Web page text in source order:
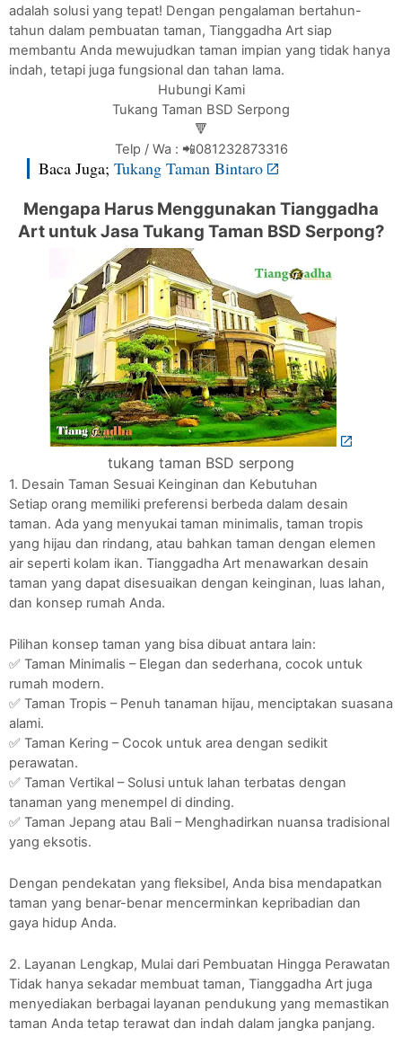
adalah solusi yang tepat! Dengan pengalaman bertahun-
tahun dalam pembuatan taman, Tianggadha Art siap
membantu Anda mewujudkan taman impian yang tidak hanya
indah, tetapi juga fungsional dan tahan lama.
Hubungi Kami
Tukang Taman BSD Serpong
🔻
Telp / Wa : 📲081232873316
Baca Juga; Tukang Taman Bintaro
Mengapa Harus Menggunakan Tianggadha
Art untuk Jasa Tukang Taman BSD Serpong?
tukang taman BSD serpong
1. Desain Taman Sesuai Keinginan dan Kebutuhan
Setiap orang memiliki preferensi berbeda dalam desain
taman. Ada yang menyukai taman minimalis, taman tropis
yang hijau dan rindang, atau bahkan taman dengan elemen
air seperti kolam ikan. Tianggadha Art menawarkan desain
taman yang dapat disesuaikan dengan keinginan, luas lahan,
dan konsep rumah Anda.
Pilihan konsep taman yang bisa dibuat antara lain:
✅ Taman Minimalis – Elegan dan sederhana, cocok untuk
rumah modern.
✅ Taman Tropis – Penuh tanaman hijau, menciptakan suasana
alami.
✅ Taman Kering – Cocok untuk area dengan sedikit
perawatan.
✅ Taman Vertikal – Solusi untuk lahan terbatas dengan
tanaman yang menempel di dinding.
✅ Taman Jepang atau Bali – Menghadirkan nuansa tradisional
yang eksotis.
Dengan pendekatan yang fleksibel, Anda bisa mendapatkan
taman yang benar-benar mencerminkan kepribadian dan
gaya hidup Anda.
2. Layanan Lengkap, Mulai dari Pembuatan Hingga Perawatan
Tidak hanya sekadar membuat taman, Tianggadha Art juga
menyediakan berbagai layanan pendukung yang memastikan
taman Anda tetap terawat dan indah dalam jangka panjang.